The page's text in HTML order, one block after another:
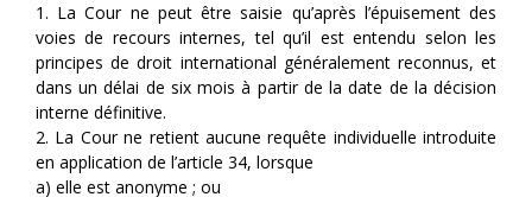
1. La Cour ne peut être saisie qu’après l’épuisement des
voies de recours internes, tel qu’il est entendu selon les
principes de droit international généralement reconnus, et
dans un délai de six mois à partir de la date de la décision
interne définitive.
2. La Cour ne retient aucune requête individuelle introduite
en application de l’article 34, lorsque
a) elle est anonyme ; ou